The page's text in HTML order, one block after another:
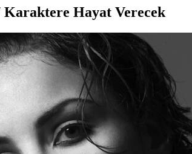
Karaktere Hayat Verecek